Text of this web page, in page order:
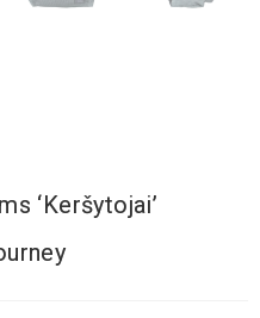
‘Keršytojai’